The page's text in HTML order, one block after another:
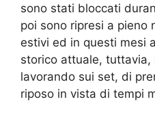
sono stati bloccati
poi sono ripresi a pieno
estivi ed in questi mesi
storico attuale, tuttavia,
lavorando sui set, di
riposo in vista di tempi